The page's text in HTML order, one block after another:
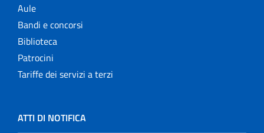
Aule
Bandi e concorsi
Biblioteca
Patrocini
Tariffe dei servizi a terzi
ATTI DI NOTIFICA